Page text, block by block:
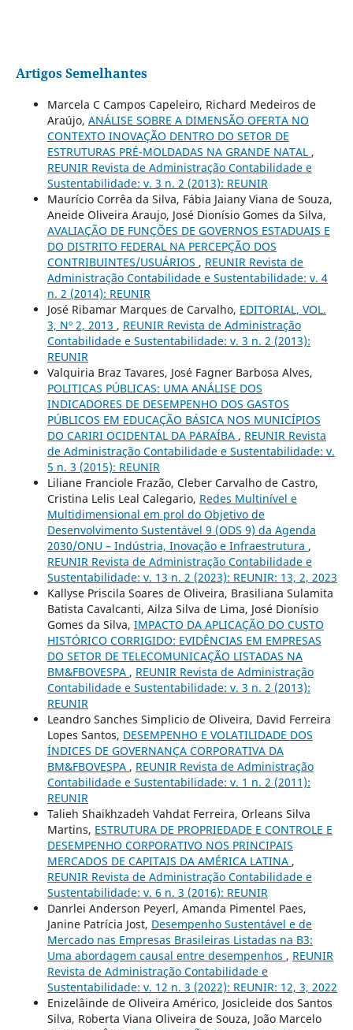
Artigos Semelhantes
Marcela C Campos Capeleiro, Richard Medeiros de
Araújo, ANÁLISE SOBRE A DIMENSÃO OFERTA NO
CONTEXTO INOVAÇÃO DENTRO DO SETOR DE
ESTRUTURAS PRÉ-MOLDADAS NA GRANDE NATAL ,
REUNIR Revista de Administração Contabilidade e
Sustentabilidade: v. 3 n. 2 (2013): REUNIR
Maurício Corrêa da Silva, Fábia Jaiany Viana de Souza,
Aneide Oliveira Araujo, José Dionísio Gomes da Silva,
AVALIAÇÃO DE FUNÇÕES DE GOVERNOS ESTADUAIS E
DO DISTRITO FEDERAL NA PERCEPÇÃO DOS
CONTRIBUINTES/USUÁRIOS , REUNIR Revista de
Administração Contabilidade e Sustentabilidade: v. 4
n. 2 (2014): REUNIR
José Ribamar Marques de Carvalho, EDITORIAL, VOL.
3, Nº 2, 2013 , REUNIR Revista de Administração
Contabilidade e Sustentabilidade: v. 3 n. 2 (2013):
REUNIR
Valquiria Braz Tavares, José Fagner Barbosa Alves,
POLITICAS PÚBLICAS: UMA ANÁLISE DOS
INDICADORES DE DESEMPENHO DOS GASTOS
PÚBLICOS EM EDUCAÇÃO BÁSICA NOS MUNICÍPIOS
DO CARIRI OCIDENTAL DA PARAÍBA , REUNIR Revista
de Administração Contabilidade e Sustentabilidade: v.
5 n. 3 (2015): REUNIR
Liliane Franciole Frazão, Cleber Carvalho de Castro,
Cristina Lelis Leal Calegario, Redes Multinível e
Multidimensional em prol do Objetivo de
Desenvolvimento Sustentável 9 (ODS 9) da Agenda
2030/ONU – Indústria, Inovação e Infraestrutura ,
REUNIR Revista de Administração Contabilidade e
Sustentabilidade: v. 13 n. 2 (2023): REUNIR: 13, 2, 2023
Kallyse Priscila Soares de Oliveira, Brasiliana Sulamita
Batista Cavalcanti, Ailza Silva de Lima, José Dionísio
Gomes da Silva, IMPACTO DA APLICAÇÃO DO CUSTO
HISTÓRICO CORRIGIDO: EVIDÊNCIAS EM EMPRESAS
DO SETOR DE TELECOMUNICAÇÃO LISTADAS NA
BM&FBOVESPA , REUNIR Revista de Administração
Contabilidade e Sustentabilidade: v. 3 n. 2 (2013):
REUNIR
Leandro Sanches Simplicio de Oliveira, David Ferreira
Lopes Santos, DESEMPENHO E VOLATILIDADE DOS
ÍNDICES DE GOVERNANÇA CORPORATIVA DA
BM&FBOVESPA , REUNIR Revista de Administração
Contabilidade e Sustentabilidade: v. 1 n. 2 (2011):
REUNIR
Talieh Shaikhzadeh Vahdat Ferreira, Orleans Silva
Martins, ESTRUTURA DE PROPRIEDADE E CONTROLE E
DESEMPENHO CORPORATIVO NOS PRINCIPAIS
MERCADOS DE CAPITAIS DA AMÉRICA LATINA ,
REUNIR Revista de Administração Contabilidade e
Sustentabilidade: v. 6 n. 3 (2016): REUNIR
Danrlei Anderson Peyerl, Amanda Pimentel Paes,
Janine Patrícia Jost, Desempenho Sustentável e de
Mercado nas Empresas Brasileiras Listadas na B3:
Uma abordagem causal entre desempenhos , REUNIR
Revista de Administração Contabilidade e
Sustentabilidade: v. 12 n. 3 (2022): REUNIR: 12, 3, 2022
Enizelâinde de Oliveira Américo, Josicleide dos Santos
Silva, Roberta Viana Oliveira de Souza, João Marcelo